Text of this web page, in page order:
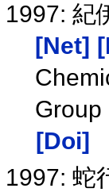
1997: 紀
[Net]
[Doi]
1997: 蛇